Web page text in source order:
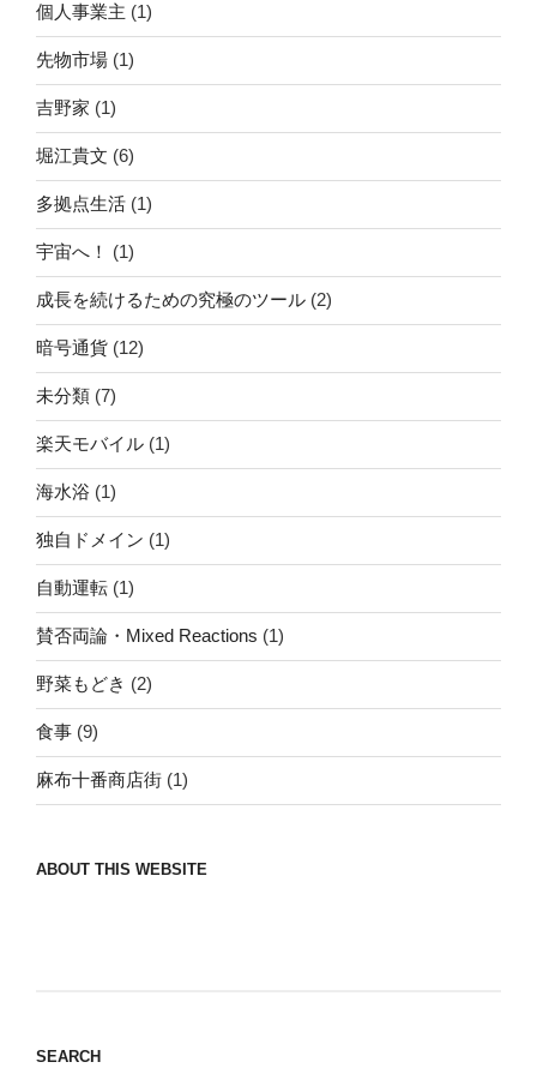
個人事業主 (1)
先物市場 (1)
吉野家 (1)
堀江貴文 (6)
多拠点生活 (1)
宇宙へ！ (1)
成長を続けるための究極のツール (2)
暗号通貨 (12)
未分類 (7)
楽天モバイル (1)
海水浴 (1)
独自ドメイン (1)
自動運転 (1)
賛否両論・Mixed Reactions (1)
野菜もどき (2)
食事 (9)
麻布十番商店街 (1)
ABOUT THIS WEBSITE
SEARCH